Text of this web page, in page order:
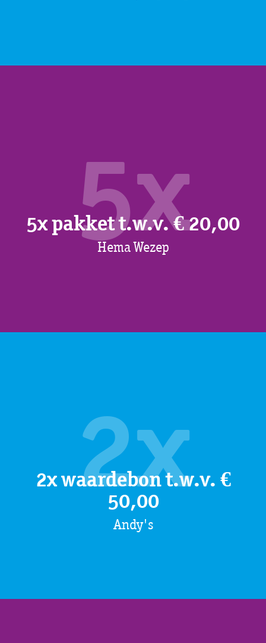
5x
5x pakket t.w.v. € 20,00
Hema Wezep
2x
2x waardebon t.w.v. €
50,00
Andy's